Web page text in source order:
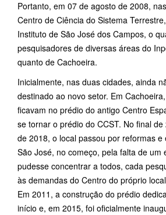
Portanto, em 07 de agosto de 2008,
Centro de Ciência do Sistema
Instituto de São José dos Campos, o
pesquisadores de diversas áreas do
quanto de Cachoeira.
Inicialmente, nas duas cidades, ainda
destinado ao novo setor. Em
ficavam no prédio do antigo Centro
se tornar o prédio do CCST. No final
de 2018, o local passou por reformas e
São José, no começo, pela falta de um
pudesse concentrar a todos, cada
às demandas do Centro do próprio
Em 2011, a construção do prédio
início e, em 2015, foi oficialmente